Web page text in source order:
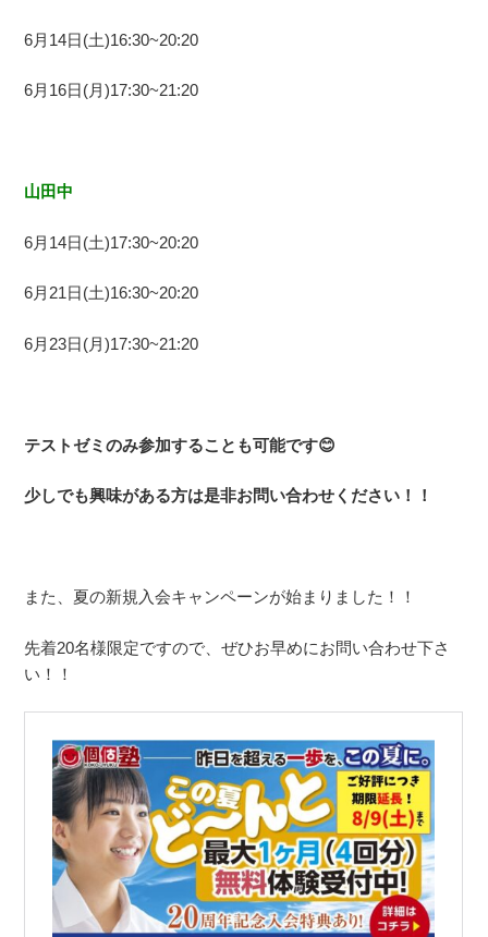
6月14日(土)16:30~20:20
6月16日(月)17:30~21:20
山田中
6月14日(土)17:30~20:20
6月21日(土)16:30~20:20
6月23日(月)17:30~21:20
テストゼミのみ参加することも可能です😊
少しでも興味がある方は是非お問い合わせください！！
また、夏の新規入会キャンペーンが始まりました！！
先着20名様限定ですので、ぜひお早めにお問い合わせ下さ
い！！